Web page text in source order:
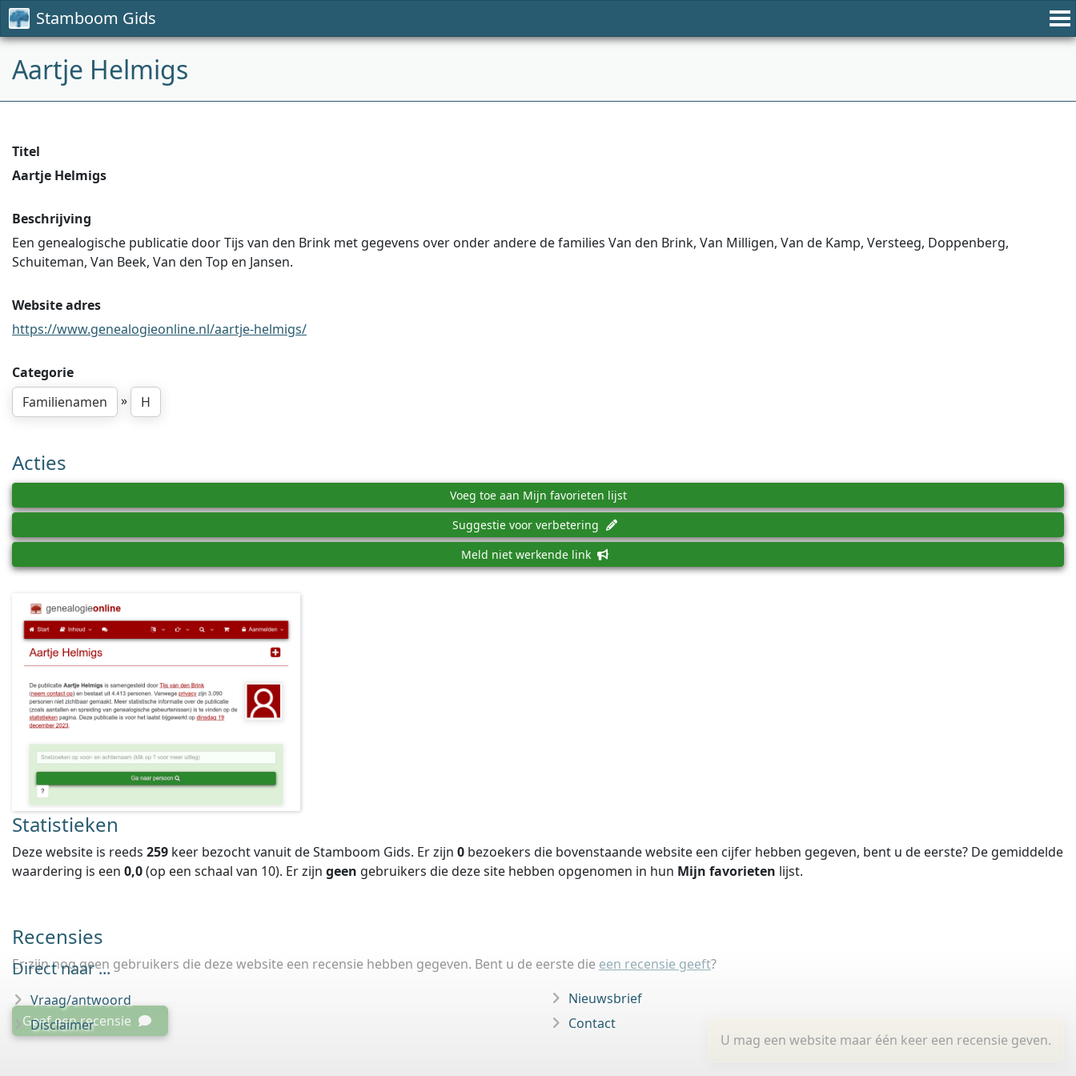
Stamboom Gids
Aartje Helmigs
Titel
Aartje Helmigs
Beschrijving
Een genealogische publicatie door Tijs van den Brink met gegevens over onder andere de families Van den Brink, Van Milligen, Van de Kamp, Versteeg, Doppenberg,
Schuiteman, Van Beek, Van den Top en Jansen.
Website adres
https://www.genealogieonline.nl/aartje-helmigs/
Categorie
Familienamen
» H
Acties
Voeg toe aan Mijn favorieten lijst
Suggestie voor verbetering
Meld niet werkende link
Statistieken
Deze website is reeds 259 keer bezocht vanuit de Stamboom Gids. Er zijn 0 bezoekers die bovenstaande website een cijfer hebben gegeven, bent u de eerste? De gemiddelde
waardering is een 0,0(op een schaal van 10). Er zijn geen gebruikers die deze site hebben opgenomen in hun Mijn favorieten lijst.
Recensies
Er zijn nog geen gebruikers die deze website een recensie hebben gegeven. Bent u de eerste die een recensie geeft?
U mag een website maar één keer een recensie geven.
Geef een recensie
Direct naar ...
Vraag/antwoord
Disclaimer
Nieuwsbrief
Contact